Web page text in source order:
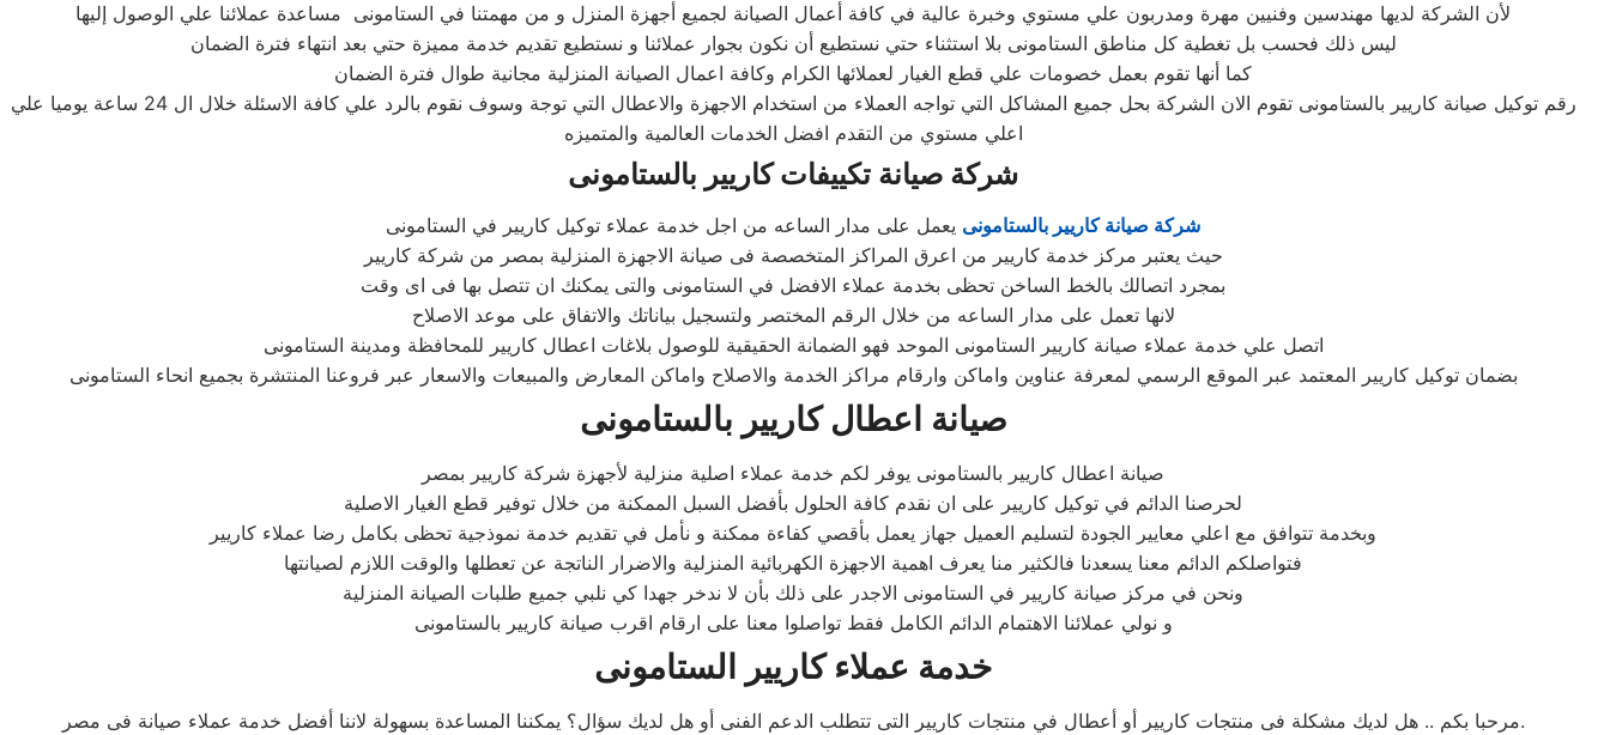
لأن الشركة لديها مهندسين وفنيين مهرة ومدربون علي مستوي وخبرة عالية في كافة أعمال الصيانة لجميع أجهزة المنزل و من مهمتنا في الستامونى مساعدة عملائنا علي الوصول إليها
ليس ذلك فحسب بل تغطية كل مناطق الستامونى بلا استثناء حتي نستطيع أن نكون بجوار عملائنا و نستطيع تقديم خدمة مميزة حتي بعد انتهاء فترة الضمان
كما أنها تقوم بعمل خصومات علي قطع الغيار لعملائها الكرام وكافة اعمال الصيانة المنزلية مجانية طوال فترة الضمان
رقم توكيل صيانة كاريير بالستامونى تقوم الان الشركة بحل جميع المشاكل التي تواجه العملاء من استخدام الاجهزة والاعطال التي توجة وسوف نقوم بالرد علي كافة الاسئلة خلال ال 24 ساعة يوميا علي
اعلي مستوي من التقدم افضل الخدمات العالمية والمتميزه
شركة صيانة تكييفات كاريير بالستامونى
شركة صيانة كاريير بالستامونى يعمل على مدار الساعه من اجل خدمة عملاء توكيل كاريير في الستامونى
حيث يعتبر مركز خدمة كاريير من اعرق المراكز المتخصصة فى صيانة الاجهزة المنزلية بمصر من شركة كاريير
بمجرد اتصالك بالخط الساخن تحظى بخدمة عملاء الافضل في الستامونى والتى يمكنك ان تتصل بها فى اى وقت
لانها تعمل على مدار الساعه من خلال الرقم المختصر ولتسجيل بياناتك والاتفاق على موعد الاصلاح
اتصل علي خدمة عملاء صيانة كاريير الستامونى الموحد فهو الضمانة الحقيقية للوصول بلاغات اعطال كاريير للمحافظة ومدينة الستامونى
بضمان توكيل كاريير المعتمد عبر الموقع الرسمي لمعرفة عناوين واماكن وارقام مراكز الخدمة والاصلاح واماكن المعارض والمبيعات والاسعار عبر فروعنا المنتشرة بجميع انحاء الستامونى
صيانة اعطال كاريير بالستامونى
صيانة اعطال كاريير بالستامونى يوفر لكم خدمة عملاء اصلية منزلية لأجهزة شركة كاريير بمصر
لحرصنا الدائم في توكيل كاريير على ان نقدم كافة الحلول بأفضل السبل الممكنة من خلال توفير قطع الغيار الاصلية
وبخدمة تتوافق مع اعلي معايير الجودة لتسليم العميل جهاز يعمل بأقصي كفاءة ممكنة و نأمل في تقديم خدمة نموذجية تحظى بكامل رضا عملاء كاريير
فتواصلكم الدائم معنا يسعدنا فالكثير منا يعرف اهمية الاجهزة الكهربائية المنزلية والاضرار الناتجة عن تعطلها والوقت اللازم لصيانتها
ونحن في مركز صيانة كاريير في الستامونى الاجدر على ذلك بأن لا ندخر جهدا كي نلبي جميع طلبات الصيانة المنزلية
و نولي عملائنا الاهتمام الدائم الكامل فقط تواصلوا معنا على ارقام اقرب صيانة كاريير بالستامونى
خدمة عملاء كاريير الستامونى
مرحبا بكم .. هل لديك مشكلة فى منتجات كاريير أو أعطال في منتجات كاريير التى تتطلب الدعم الفنى أو هل لديك سؤال؟ يمكننا المساعدة بسهولة لاننا أفضل خدمة عملاء صيانة فى مصر.